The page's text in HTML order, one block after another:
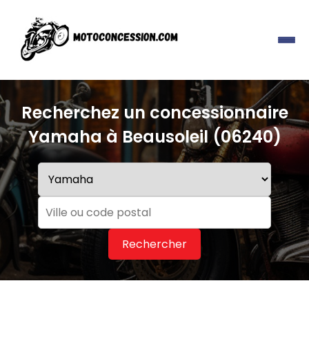
Recherchez un concessionnaire
Yamaha à Beausoleil (06240)
Rechercher